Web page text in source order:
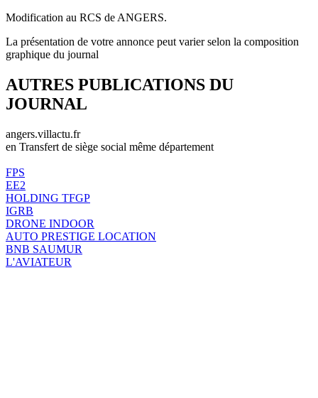
Modification au RCS de ANGERS.
La présentation de votre annonce peut varier selon la composition
graphique du journal
AUTRES PUBLICATIONS DU
JOURNAL
angers.villactu.fr
en Transfert de siège social même département
FPS
EE2
HOLDING TFGP
IGRB
DRONE INDOOR
AUTO PRESTIGE LOCATION
BNB SAUMUR
L'AVIATEUR